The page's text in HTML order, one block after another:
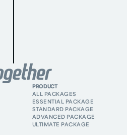
PRODUCT
ALL PACKAGES
ESSENTIAL PACKAGE
STANDARD PACKAGE
ADVANCED PACKAGE
ULTIMATE PACKAGE